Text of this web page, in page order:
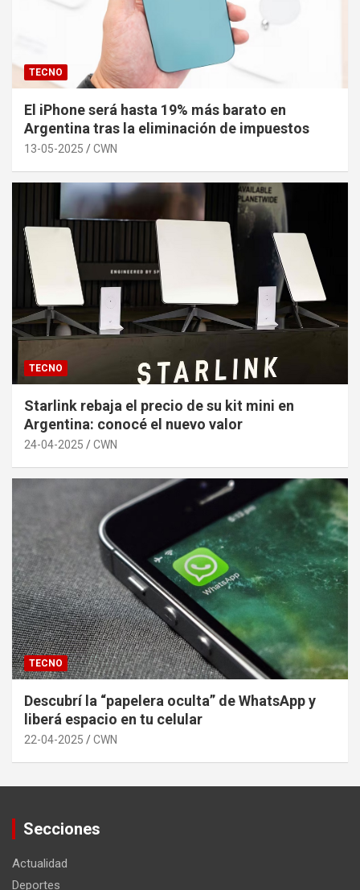
TECNO
El iPhone será hasta 19% más barato en
Argentina tras la eliminación de impuestos
13-05-2025 CWN
TECNO
Starlink rebaja el precio de su kit mini en
Argentina: conocé el nuevo valor
24-04-2025 CWN
TECNO
Descubrí la “papelera oculta” de WhatsApp y
liberá espacio en tu celular
22-04-2025 CWN
Secciones
Actualidad
Deportes